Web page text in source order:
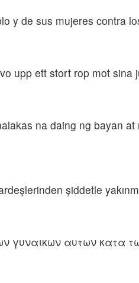
y de sus mujeres contra
upp ett stort rop mot sina
na daing ng bayan
şiddetle
γυναικων αυτων κατα